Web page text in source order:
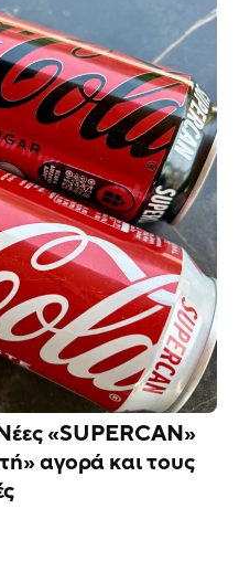
«SUPERCAN»
αγορά και τους